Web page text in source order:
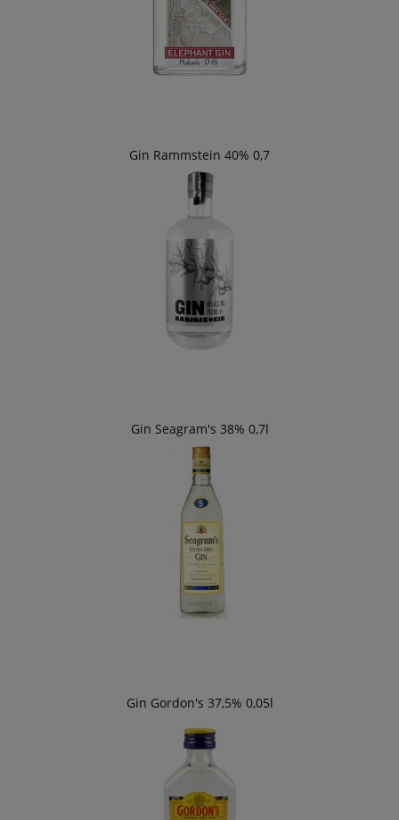
Gin Rammstein 40% 0,7
Gin Seagram's 38% 0,7l
Gin Gordon's 37,5% 0,05l